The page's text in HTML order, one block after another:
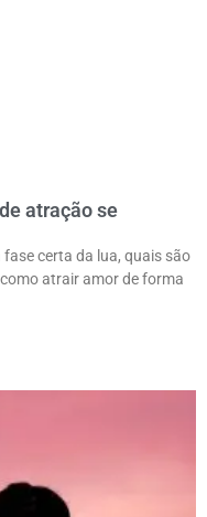
atração se
certa da lua, quais são
atrair amor de forma